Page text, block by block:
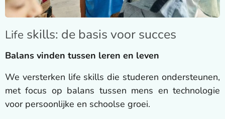
Life skills: de basis voor succes
Balans vinden tussen leren en leven
We versterken life skills die studeren ondersteunen,
met focus op balans tussen mens en technologie
voor persoonlijke en schoolse groei.